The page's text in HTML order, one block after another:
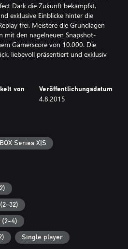
Dark die Zukunft bekämpfst,
exklusive Einblicke hinter die
frei. Meistere die Grundlagen
mit den nagelneuen Snapshot-
Gamerscore von 10.000. Die
liebevoll präsentiert und exklusiv
von Veröffentlichungsdatum
4.8.2015
Series X|S
32)
(2-4)
Single player